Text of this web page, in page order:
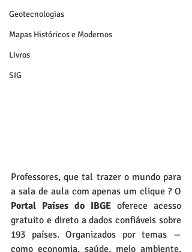
Geotecnologias
Mapas Históricos e Modernos
Livros
SIG
Professores, que tal trazer o mundo para
Portal Países do IBGE oferece acesso
gratuito e direto a dados confiáveis sobre
193 países. Organizados por temas —
como economia, saúde, meio ambiente,